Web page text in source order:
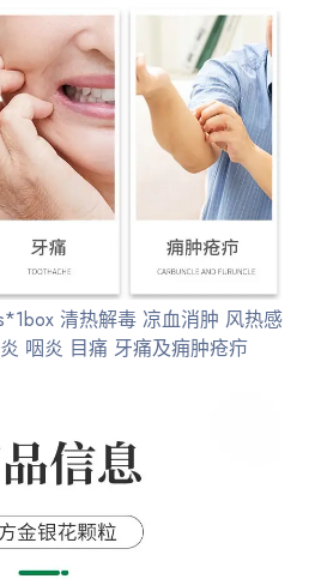
清热解毒 凉血消肿 风热感
咽炎 目痛 牙痛及痈肿疮疖